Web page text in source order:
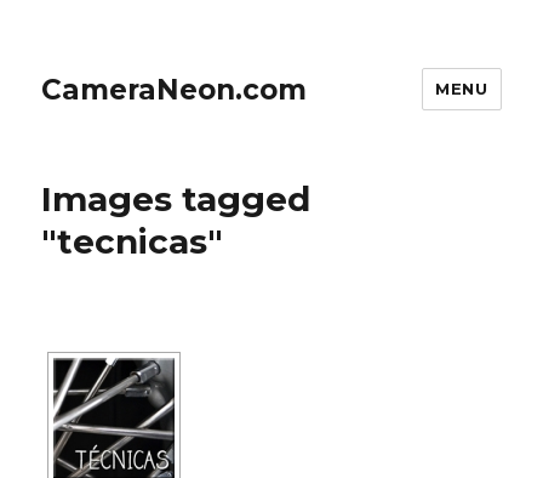
CameraNeon.com MENU
Images tagged
"tecnicas"